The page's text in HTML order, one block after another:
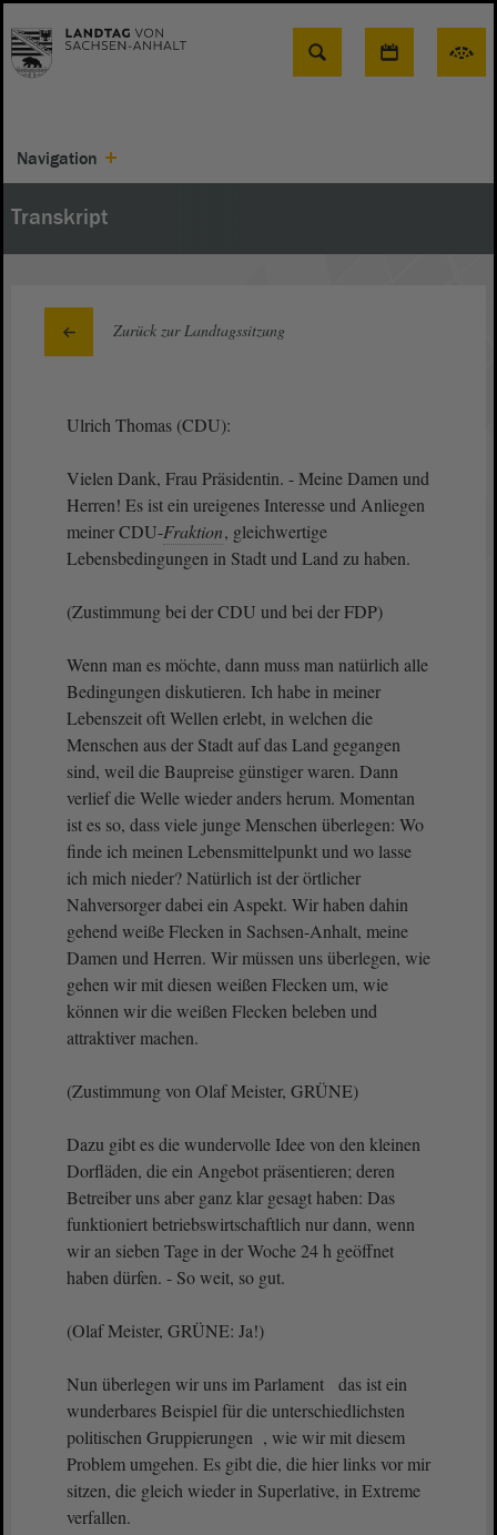
Suche
Navigation
Transkript
Zurück zur Landtagssitzung
Ulrich Thomas (CDU):
Vielen Dank, Frau Präsidentin. - Meine Damen und
Herren! Es ist ein ureigenes Interesse und Anliegen
meiner CDU-Fraktion, gleichwertige
Lebensbedingungen in Stadt und Land zu haben.
(Zustimmung bei der CDU und bei der FDP)
Wenn man es möchte, dann muss man natürlich alle
Bedingungen diskutieren. Ich habe in meiner
Lebenszeit oft Wellen erlebt, in welchen die
Menschen aus der Stadt auf das Land gegangen
sind, weil die Baupreise günstiger waren. Dann
verlief die Welle wieder anders herum. Momentan
ist es so, dass viele junge Menschen überlegen: Wo
finde ich meinen Lebensmittelpunkt und wo lasse
ich mich nieder? Natürlich ist der örtlicher
Nahversorger dabei ein Aspekt. Wir haben dahin
gehend weiße Flecken in Sachsen-Anhalt, meine
Damen und Herren. Wir müssen uns überlegen, wie
gehen wir mit diesen weißen Flecken um, wie
können wir die weißen Flecken beleben und
attraktiver machen.
(Zustimmung von Olaf Meister, GRÜNE)
Dazu gibt es die wundervolle Idee von den kleinen
Dorfläden, die ein Angebot präsentieren; deren
Betreiber uns aber ganz klar gesagt haben: Das
funktioniert betriebswirtschaftlich nur dann, wenn
wir an sieben Tage in der Woche 24 h geöffnet
haben dürfen. - So weit, so gut.
(Olaf Meister, GRÜNE: Ja!)
Nun überlegen wir uns im Parlament das ist ein
wunderbares Beispiel für die unterschiedlichsten
politischen Gruppierungen , wie wir mit diesem
Problem umgehen. Es gibt die, die hier links vor mir
sitzen, die gleich wieder in Superlative, in Extreme
verfallen.